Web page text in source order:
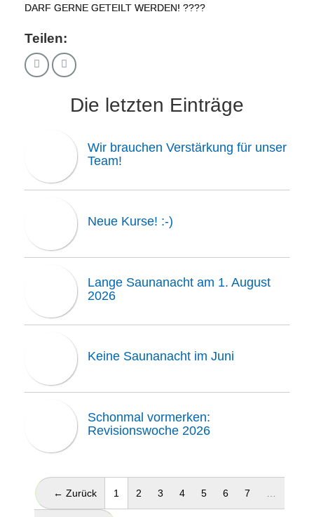
DARF GERNE GETEILT WERDEN! ????
Teilen:
Die letzten Einträge
Wir brauchen Verstärkung für unser
Team!
Neue Kurse! :-)
Lange Saunanacht am 1. August
2026
Keine Saunanacht im Juni
Schonmal vormerken:
Revisionswoche 2026
← Zurück 1 (aktuell)
2 3 4 5 6 7